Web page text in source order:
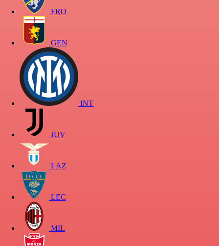
FRO
GEN
INT
JUV
LAZ
LEC
MIL